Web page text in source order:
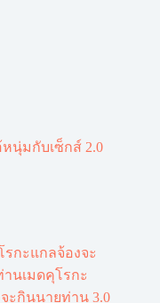
นุ่มกับเซ็กส์ 2.0